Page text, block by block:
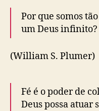
Por que somos
um Deus infinito?
(William S. Plumer)
Fé é o poder de
Deus possa atuar